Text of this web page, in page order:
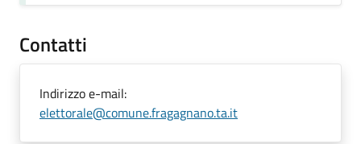
Contatti
Indirizzo e-mail:
elettorale@comune.fragagnano.ta.it